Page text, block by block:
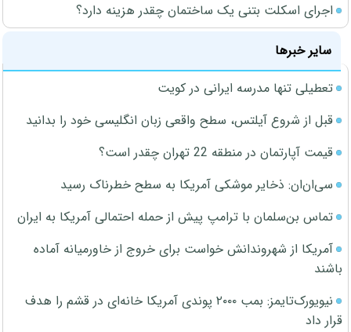
اجرای اسکلت بتنی یک ساختمان چقدر هزینه دارد؟
سایر خبرها
تعطیلی تنها مدرسه ایرانی در کویت
قبل از شروع آیلتس، سطح واقعی زبان انگلیسی خود را بدانید
قیمت آپارتمان در منطقه 22 تهران چقدر است؟
سی‌ان‌ان: ذخایر موشکی آمریکا به سطح خطرناک رسید
تماس بن‌سلمان با ترامپ پیش از حمله احتمالی آمریکا به ایران
آمریکا از شهروندانش خواست برای خروج از خاورمیانه آماده
باشند
نیویورک‌تایمز: بمب ۲۰۰۰ پوندی آمریکا خانه‌ای در قشم را هدف
قرار داد